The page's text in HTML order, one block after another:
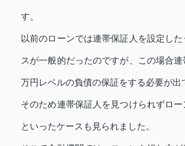
す。
以前のローンでは連帯保証人を設定し
スが一般的だったのですが、この場合
万円レベルの負債の保証をする必要が出
そのため連帯保証人を見つけられずロー
といったケースも見られました。